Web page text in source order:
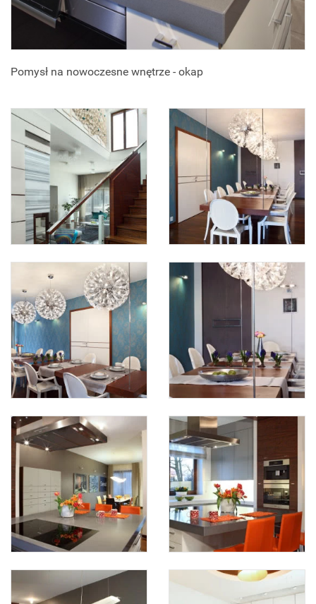
Pomysł na nowoczesne wnętrze - okap